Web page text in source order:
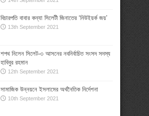
বিচারপতি বাবার কন্যা সিলেটী জিনাতের ‘নিউইয়র্ক জয়’
13th September 2021
শপথ নিলেন সিলেট-৩ আসনের নবনির্বাচিত সংসদ সদস্য
হাবিবুর রহমান
12th September 2021
সামাজিক উন্নয়নে ইসলামের অর্থনৈতিক নির্দেশনা
10th September 2021